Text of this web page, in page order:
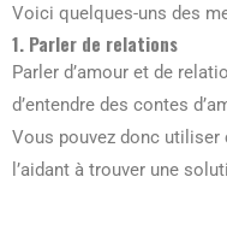
Voici quelques-uns des
1. Parler de relations
Parler d’amour et de
d’entendre des contes
Vous pouvez donc utiliser
l’aidant à trouver une